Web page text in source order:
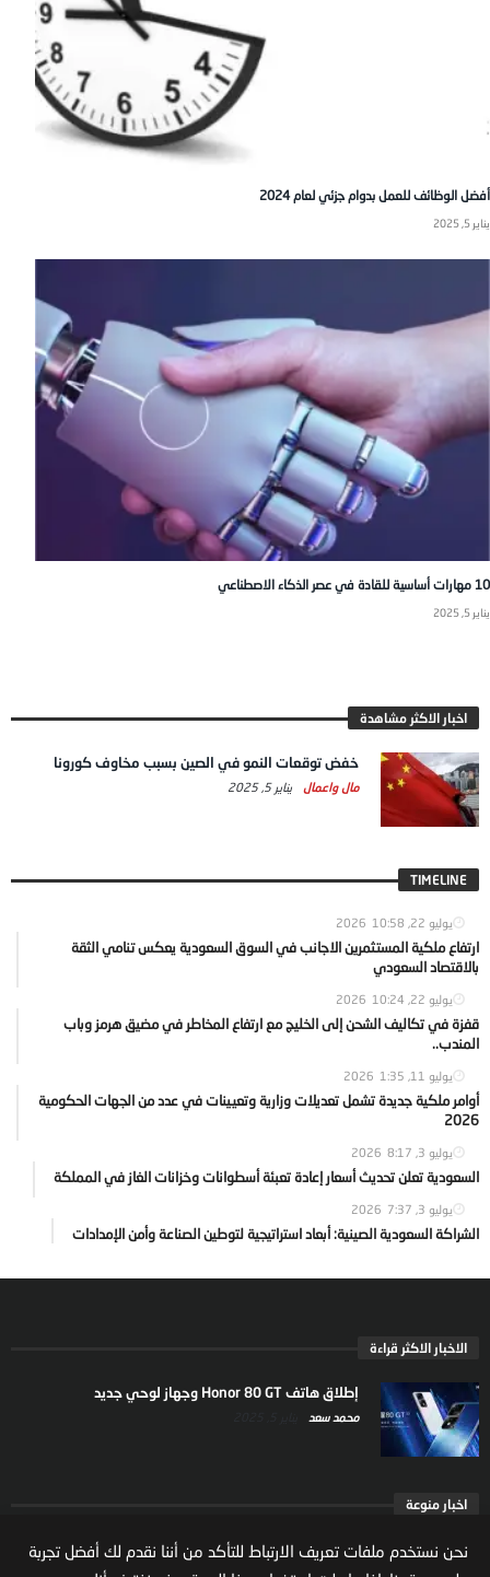
أفضل الوظائف للعمل بدوام جزئي لعام 2024
يناير 5, 2025
10 مهارات أساسية للقادة في عصر الذكاء الاصطناعي
يناير 5, 2025
اخبار الاكثر مشاهدة
خفض توقعات النمو في الصين بسبب مخاوف كورونا
مال واعمال يناير 5, 2025
TIMELINE
يوليو 22, 2026 10:58
ارتفاع ملكية المستثمرين الاجانب في السوق السعودية يعكس تنامي الثقة
بالاقتصاد السعودي
يوليو 22, 2026 10:24
قفزة في تكاليف الشحن إلى الخليج مع ارتفاع المخاطر في مضيق هرمز وباب
المندب..
يوليو 11, 2026 1:35
أوامر ملكية جديدة تشمل تعديلات وزارية وتعيينات في عدد من الجهات الحكومية
2026
يوليو 3, 2026 8:17
السعودية تعلن تحديث أسعار إعادة تعبئة أسطوانات وخزانات الغاز في المملكة
يوليو 3, 2026 7:37
الشراكة السعودية الصينية: أبعاد استراتيجية لتوطين الصناعة وأمن الإمدادات
الاخبار الاكثر قراءة
إطلاق هاتف Honor 80 GT وجهاز لوحي جديد
محمد سعد
اخبار منوعة
ارتفاع ملكية المستثمرين الاجانب في السوق السعودية
نحن نستخدم ملفات تعريف الارتباط للتأكد من أننا نقدم لك أفضل تجربة